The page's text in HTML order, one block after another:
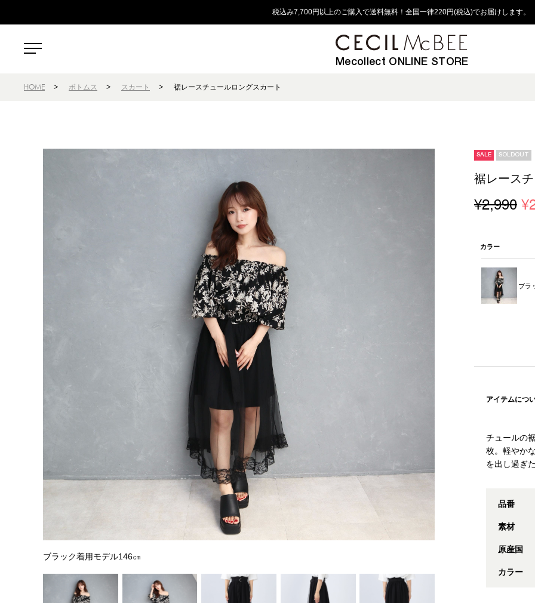
税込み7,700円以上のご購入で送料無料！全国一律220円(税込)でお届けします。
Mecollect ONLINE STORE
HOME > ボトムス > スカート > 裾レースチュールロングスカート
ブラック着用モデル146㎝
SALE SOLDOUT
裾レース
¥2,990
カラー
ブラ
アイテムにつ
チュールの
枚。軽やか
を出し過ぎ
品番
素材
原産国
カラー